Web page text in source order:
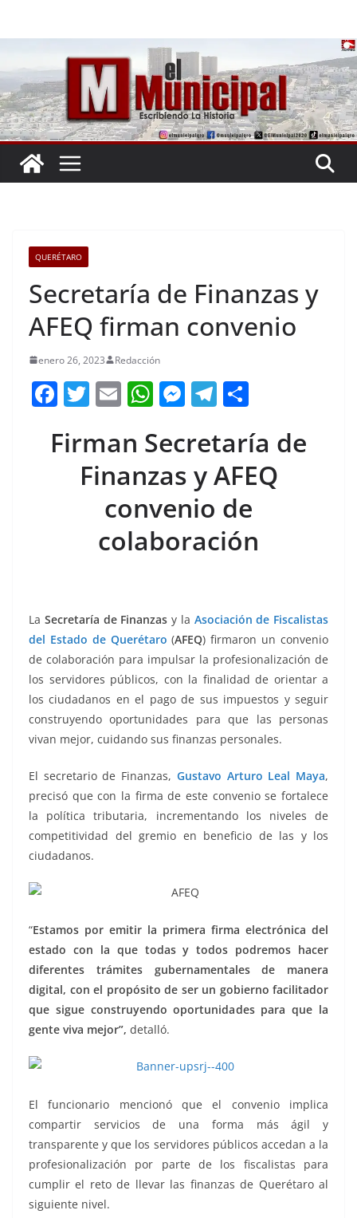
QUERÉTARO
Secretaría de Finanzas y
AFEQ firman convenio
enero 26, 2023 Redacción
F
c
T
itt
er
E
ai
l
W
at
s
A
p
p
M
ss
e
n
g
er
T
e
gr
a
m
m
p
ar
tir
Firman Secretaría de
Finanzas y AFEQ
convenio de
colaboración
La Secretaría de Finanzas y la Asociación de Fiscalistas
del Estado de Querétaro (AFEQ) firmaron un convenio
de colaboración para impulsar la profesionalización de
los servidores públicos, con la finalidad de orientar a
los ciudadanos en el pago de sus impuestos y seguir
construyendo oportunidades para que las personas
vivan mejor, cuidando sus finanzas personales.
El secretario de Finanzas, Gustavo Arturo Leal Maya,
precisó que con la firma de este convenio se fortalece
la política tributaria, incrementando los niveles de
competitividad del gremio en beneficio de las y los
ciudadanos.
“Estamos por emitir la primera firma electrónica del
estado con la que todas y todos podremos hacer
diferentes trámites gubernamentales de manera
digital, con el propósito de ser un gobierno facilitador
que sigue construyendo oportunidades para que la
gente viva mejor”, detalló.
El funcionario mencionó que el convenio implica
compartir servicios de una forma más ágil y
transparente y que los servidores públicos accedan a la
profesionalización por parte de los fiscalistas para
cumplir el reto de llevar las finanzas de Querétaro al
siguiente nivel.